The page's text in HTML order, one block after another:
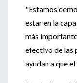
"Estamos
estar en la
más
efectivo de las
ayudan a que